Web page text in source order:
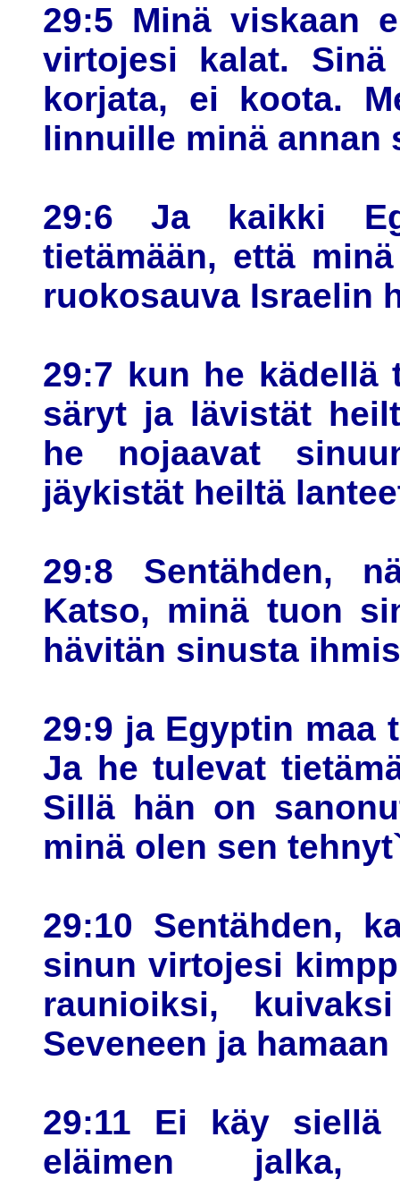
29:5 Minä viskaan
virtojesi kalat.
korjata, ei koota.
linnuille minä annan
29:6 Ja kaikki
tietämään, että
ruokosauva Israelin
29:7 kun he
säryt ja lävistät
he nojaavat
jäykistät heiltä
29:8 Sentähden,
Katso, minä tuon
hävitän sinusta
29:9 ja Egyptin maa
Ja he tulevat
Sillä hän on
minä olen sen
29:10 Sentähden,
sinun virtojesi
raunioiksi,
Seveneen ja
29:11 Ei käy
eläimen